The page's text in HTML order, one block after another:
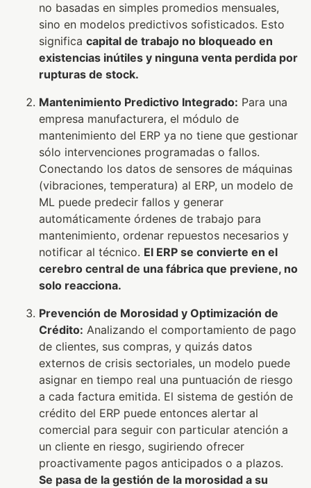
no basadas en simples promedios mensuales,
sino en modelos predictivos sofisticados. Esto
significa capital de trabajo no bloqueado en
existencias inútiles y ninguna venta perdida por
rupturas de stock.
Mantenimiento Predictivo Integrado: Para una
empresa manufacturera, el módulo de
mantenimiento del ERP ya no tiene que gestionar
sólo intervenciones programadas o fallos.
Conectando los datos de sensores de máquinas
(vibraciones, temperatura) al ERP, un modelo de
ML puede predecir fallos y generar
automáticamente órdenes de trabajo para
mantenimiento, ordenar repuestos necesarios y
notificar al técnico. El ERP se convierte en el
cerebro central de una fábrica que previene, no
solo reacciona.
Prevención de Morosidad y Optimización de
Crédito: Analizando el comportamiento de pago
de clientes, sus compras, y quizás datos
externos de crisis sectoriales, un modelo puede
asignar en tiempo real una puntuación de riesgo
a cada factura emitida. El sistema de gestión de
crédito del ERP puede entonces alertar al
comercial para seguir con particular atención a
un cliente en riesgo, sugiriendo ofrecer
proactivamente pagos anticipados o a plazos.
Se pasa de la gestión de la morosidad a su